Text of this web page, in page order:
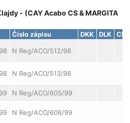
- (CAY Acabo CS & MARGITA
Číslo zápisu DKK DLK
N Reg/ACO/512/98
N Reg/ACO/513/98
N Reg/ACO/605/99
N Reg/ACO/606/99